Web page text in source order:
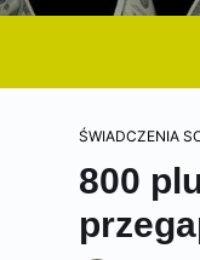
ŚWIADCZENIA
800